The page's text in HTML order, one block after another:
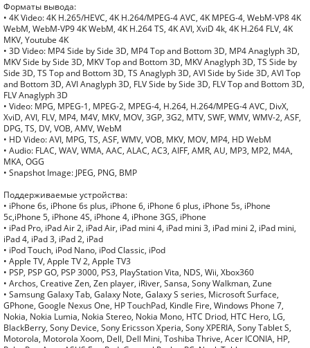
Форматы вывода:
• 4K Video: 4K H.265/HEVC, 4K H.264/MPEG-4 AVC, 4K MPEG-4, WebM-VP8 4K
WebM, WebM-VP9 4K WebM, 4K H.264 TS, 4K AVI, XviD 4k, 4K H.264 FLV, 4K
MKV, Youtube 4K
• 3D Video: MP4 Side by Side 3D, MP4 Top and Bottom 3D, MP4 Anaglyph 3D,
MKV Side by Side 3D, MKV Top and Bottom 3D, MKV Anaglyph 3D, TS Side by
Side 3D, TS Top and Bottom 3D, TS Anaglyph 3D, AVI Side by Side 3D, AVI Top
and Bottom 3D, AVI Anaglyph 3D, FLV Side by Side 3D, FLV Top and Bottom 3D,
FLV Anaglyph 3D
• Video: MPG, MPEG-1, MPEG-2, MPEG-4, H.264, H.264/MPEG-4 AVC, DivX,
XviD, AVI, FLV, MP4, M4V, MKV, MOV, 3GP, 3G2, MTV, SWF, WMV, WMV-2, ASF,
DPG, TS, DV, VOB, AMV, WebM
• HD Video: AVI, MPG, TS, ASF, WMV, VOB, MKV, MOV, MP4, HD WebM
• Audio: FLAC, WAV, WMA, AAC, ALAC, AC3, AIFF, AMR, AU, MP3, MP2, M4A,
MKA, OGG
• Snapshot Image: JPEG, PNG, BMP
Поддерживаемые устройства:
• iPhone 6s, iPhone 6s plus, iPhone 6, iPhone 6 plus, iPhone 5s, iPhone
5c,iPhone 5, iPhone 4S, iPhone 4, iPhone 3GS, iPhone
• iPad Pro, iPad Air 2, iPad Air, iPad mini 4, iPad mini 3, iPad mini 2, iPad mini,
iPad 4, iPad 3, iPad 2, iPad
• iPod Touch, iPod Nano, iPod Classic, iPod
• Apple TV, Apple TV 2, Apple TV3
• PSP, PSP GO, PSP 3000, PS3, PlayStation Vita, NDS, Wii, Xbox360
• Archos, Creative Zen, Zen player, iRiver, Sansa, Sony Walkman, Zune
• Samsung Galaxy Tab, Galaxy Note, Galaxy S series, Microsoft Surface,
GPhone, Google Nexus One, HP TouchPad, Kindle Fire, Windows Phone 7,
Nokia, Nokia Lumia, Nokia Stereo, Nokia Mono, HTC Driod, HTC Hero, LG,
BlackBerry, Sony Device, Sony Ericsson Xperia, Sony XPERIA, Sony Tablet S,
Motorola, Motorola Xoom, Dell, Dell Mini, Toshiba Thrive, Acer ICONIA, HP,